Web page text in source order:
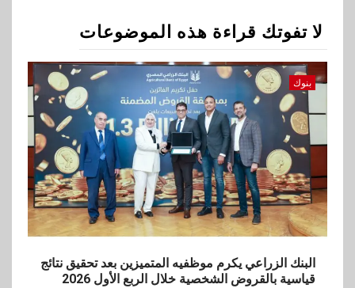
3
اخبار
غرفة القاهرة تنظم ندوة إلكترونية
لدعم الصادرات وتحقيق
مستهدفات رؤية مصر 2030
بنوك
بنك مصر يشارك في فعالية اليوم
العالمي للشباب ويقدم العديد من
العروض المجانية
5
بنوك
لا تفوتك قراءة هذه الموضوعات
بنوك
البنك الزراعي يكرم موظفيه المتميزين بعد تحقيق نتائج
قياسية بالقروض الشخصية خلال الربع الأول 2026